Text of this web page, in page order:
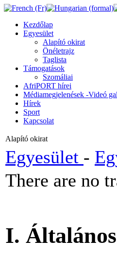
Kezdőlap
Egyesület
Alapító okirat
Önéletrajz
Taglista
Támogatások
Szomáliai
AfriPORT hírei
Médiamegjelenések -Videó
Hírek
Sport
Kapcsolat
Alapító okirat
Egyesület -
There are no
I.